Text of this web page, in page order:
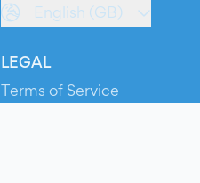
English (GB)
LEGAL
Terms of Service